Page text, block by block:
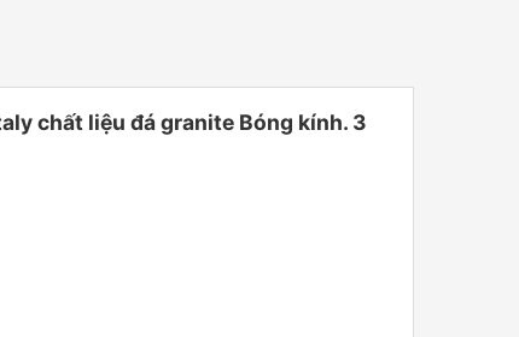
chất liệu đá granite Bóng kính. 3